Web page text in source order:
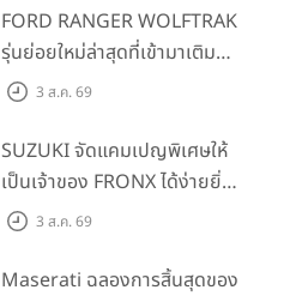
FORD RANGER WOLFTRAK
รุ่นย่อยใหม่ล่าสุดที่เข้ามาเติม
เต็มไลน์อัป พร้อมตอบโจทย์ทุก
พร้อมลุย ด้วยราคาพิเศษเริ่ม
ต้นที่ 9.49 แสนบาท
3 ส.ค. 69
SUZUKI จัดแคมเปญพิเศษให้
เป็นเจ้าของ FRONX ได้ง่ายยิ่ง
ขึ้นสำหรับรุ่น GL ราคาพิเศษ
200 คัน พร้อมข้อเสนอสุดคุ้ม
3 ส.ค. 69
Maserati ฉลองการสิ้นสุดของ